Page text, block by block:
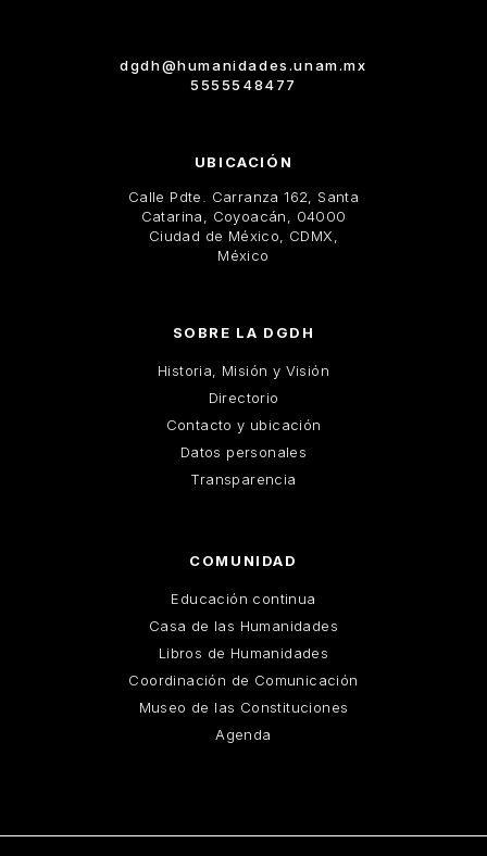
dgdh@humanidades.unam.mx
5555548477
UBICACIÓN
Calle Pdte. Carranza 162, Santa
Catarina, Coyoacán, 04000
Ciudad de México, CDMX,
México
SOBRE LA DGDH
Historia, Misión y Visión
Directorio
Contacto y ubicación
Datos personales
Transparencia
COMUNIDAD
Educación continua
Casa de las Humanidades
Libros de Humanidades
Coordinación de Comunicación
Museo de las Constituciones
Agenda